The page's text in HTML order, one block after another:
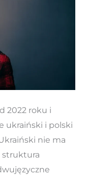
2022 roku i
ukraiński i polski
nie ma
struktura